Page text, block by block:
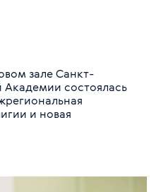
зале Санкт-
состоялась
и новая